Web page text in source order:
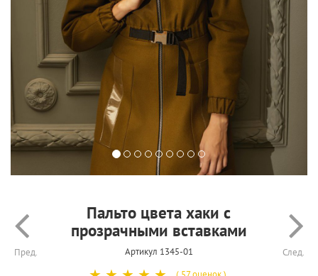
Пред.
Пальто цвета хаки с
прозрачными вставками
Артикул 1345-01 След.